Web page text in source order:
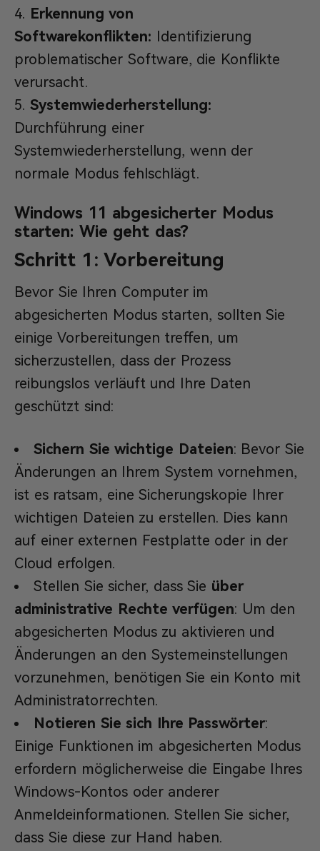
Erkennung von
Softwarekonflikten: Identifizierung
problematischer Software, die Konflikte
verursacht.
Systemwiederherstellung:
Durchführung einer
Systemwiederherstellung, wenn der
normale Modus fehlschlägt.
Windows 11 abgesicherter Modus
starten: Wie geht das?
Schritt 1: Vorbereitung
Bevor Sie Ihren Computer im
abgesicherten Modus starten, sollten Sie
einige Vorbereitungen treffen, um
sicherzustellen, dass der Prozess
reibungslos verläuft und Ihre Daten
geschützt sind:
Sichern Sie wichtige Dateien: Bevor Sie
Änderungen an Ihrem System vornehmen,
ist es ratsam, eine Sicherungskopie Ihrer
wichtigen Dateien zu erstellen. Dies kann
auf einer externen Festplatte oder in der
Cloud erfolgen.
Stellen Sie sicher, dass Sie über
administrative Rechte verfügen: Um den
abgesicherten Modus zu aktivieren und
Änderungen an den Systemeinstellungen
vorzunehmen, benötigen Sie ein Konto mit
Administratorrechten.
Notieren Sie sich Ihre Passwörter:
Einige Funktionen im abgesicherten Modus
erfordern möglicherweise die Eingabe Ihres
Windows-Kontos oder anderer
Anmeldeinformationen. Stellen Sie sicher,
dass Sie diese zur Hand haben.